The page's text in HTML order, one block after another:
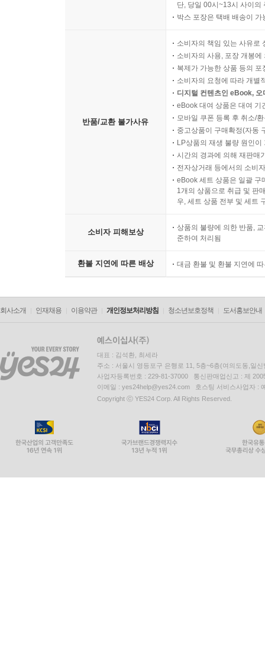
단, 당일 00시~13시 사이의
박스 포장은 택배 배송이
반품/교환 불가사유
소비자의 책임 있는 사유로
소비자의 사용, 포장 개봉
복제가 가능한 상품 등의
소비자의 요청에 따라 개별
디지털 컨텐츠인 eBook,
eBook 대여 상품은 대여 기
모바일 쿠폰 등록 후 취소/
중고상품이 구매확정(자동
LP상품의 재생 불량 원인
시간의 경과에 의해 재판매
전자상거래 등에서의 소비
eBook 세트 상품은 일괄 구
1개의 상품으로 취급 및 판
우, 세트 상품 전부 및 세트
소비자 피해보상
상품의 불량에 의한 반품,
준하여 처리됨
환불 지연에 따른 배상 대금 환불 및 환불 지연에
회사소개 인재채용 이용약관 개인정보처리방침 청소년보호정책 도서홍보안내
대표 : 김석환, 최세라
주소 : 서울시 영등포구 은행로 11, 5층~6층(여의도동,일신
사업자등록번호 : 229-81-37000 통신판매업신고 : 제
이메일 : yes24help@yes24.com 호스팅 서비스사업자 :
Copyright ⓒ YES24 Corp. All Rights Reserved.